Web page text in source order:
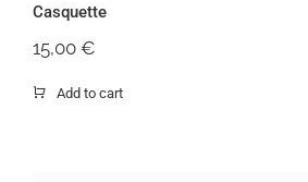
Casquette
15,00 €
Add to cart